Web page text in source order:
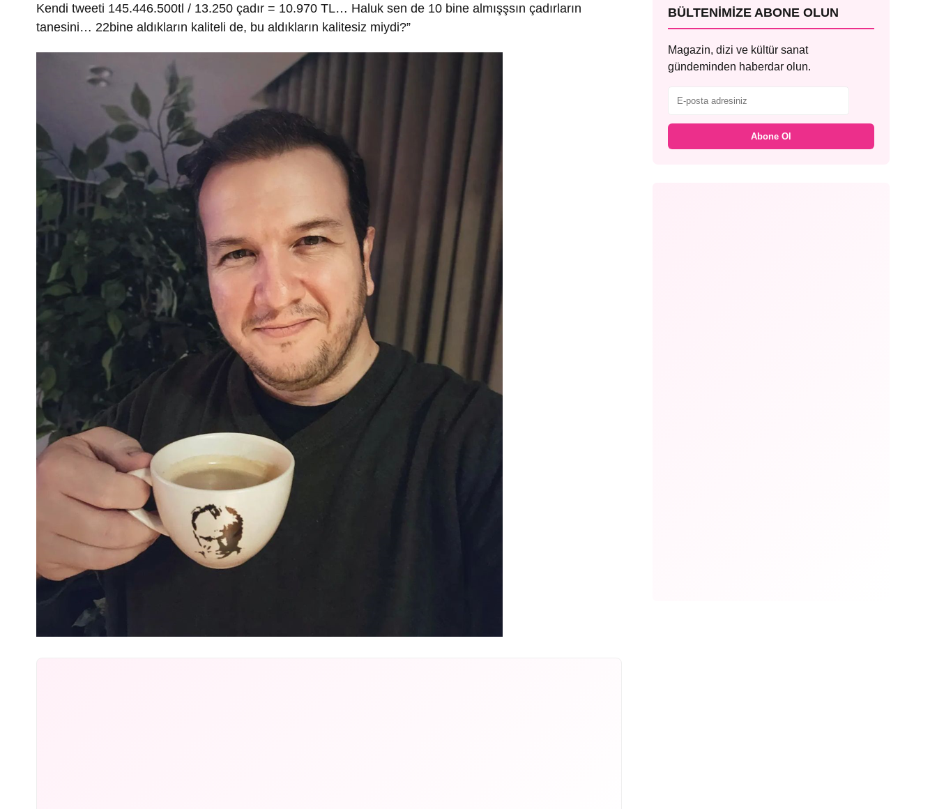
Kendi tweeti 145.446.500tl / 13.250 çadır = 10.970 TL… Haluk sen de 10 bine almışşsın çadırların
tanesini… 22bine aldıkların kaliteli de, bu aldıkların kalitesiz miydi?”
BÜLTENIMIZE ABONE OLUN
Magazin, dizi ve kültür sanat
gündeminden haberdar olun.
Abone Ol